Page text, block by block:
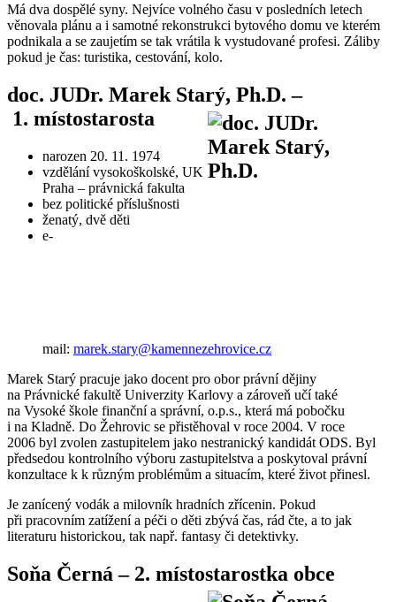
Má dva dospělé syny. Nejvíce volného času v posledních letech
věnovala plánu a i samotné rekonstrukci bytového domu ve kterém
podnikala a se zaujetím se tak vrátila k vystudované profesi. Záliby
pokud je čas: turistika, cestování, kolo.
doc. JUDr. Marek Starý, Ph.D. –
1. místostarosta
narozen 20. 11. 1974
vzdělání vysokoškolské, UK
Praha – právnická fakulta
bez politické příslušnosti
ženatý, dvě děti
e-
mail: marek.stary@kamennezehrovice.cz
Marek Starý pracuje jako docent pro obor právní dějiny
na Právnické fakultě Univerzity Karlovy a zároveň učí také
na Vysoké škole finanční a správní, o.p.s., která má pobočku
i na Kladně. Do Žehrovic se přistěhoval v roce 2004. V roce
2006 byl zvolen zastupitelem jako nestranický kandidát ODS. Byl
předsedou kontrolního výboru zastupitelstva a poskytoval právní
konzultace k k různým problémům a situacím, které život přinesl.
Je zanícený vodák a milovník hradních zřícenin. Pokud
při pracovním zatížení a péči o děti zbývá čas, rád čte, a to jak
literaturu historickou, tak např. fantasy či detektivky.
Soňa Černá – 2. místostarostka obce